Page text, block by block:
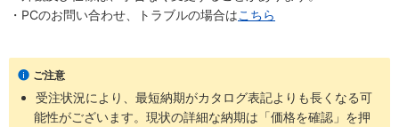
・PCのお問い合わせ、トラブルの場合はこちら
ご注意
受注状況により、最短納期がカタログ表記よりも長くなる可
能性がございます。現状の詳細な納期は「価格を確認」を押